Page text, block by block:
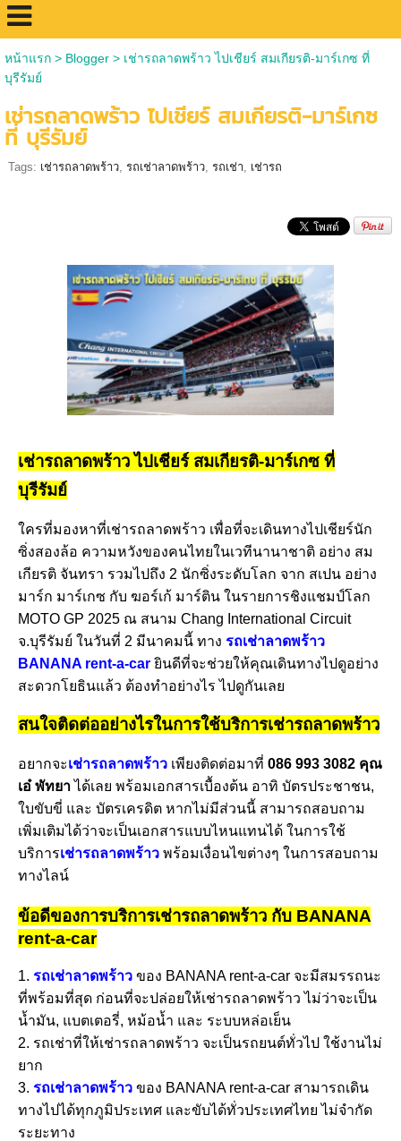
หน้าแรก> Blogger> เช่ารถลาดพร้าว ไปเชียร์ สมเกียรติ-มาร์เกซ ที่
บุรีรัมย์
เช่ารถลาดพร้าว ไปเชียร์ สมเกียรติ-มาร์เกซ
ที่ บุรีรัมย์
Tags: เช่ารถลาดพร้าว, รถเช่าลาดพร้าว, รถเช่า, เช่ารถ
เช่ารถลาดพร้าว ไปเชียร์ สมเกียรติ-มาร์เกซ ที่
บุรีรัมย์
ใครที่มองหาที่เช่ารถลาดพร้าว เพื่อที่จะเดินทางไปเชียร์นัก
ซิ่งสองล้อ ความหวังของคนไทยในเวทีนานาชาติ อย่าง สม
เกียรติ จันทรา รวมไปถึง 2 นักซิ่งระดับโลก จาก สเปน อย่าง
มาร์ก มาร์เกซ กับ ฆอร์เก้ มาร์ติน ในรายการชิงแชมป์โลก
MOTO GP 2025 ณ สนาม Chang International Circuit
จ.บุรีรัมย์ ในวันที่ 2 มีนาคมนี้ ทาง รถเช่าลาดพร้าว
BANANA rent-a-car ยินดีที่จะช่วยให้คุณเดินทางไปดูอย่าง
สะดวกโยธินแล้ว ต้องทำอย่างไร ไปดูกันเลย
สนใจติดต่ออย่างไรในการใช้บริการเช่ารถลาดพร้าว
อยากจะเช่ารถลาดพร้าว เพียงติดต่อมาที่ 086 993 3082 คุณ
เอ๋ พัทยาได้เลย พร้อมเอกสารเบื้องต้น อาทิ บัตรประชาชน,
ใบขับขี่ และ บัตรเครดิต หากไม่มีส่วนนี้ สามารถสอบถาม
เพิ่มเติมได้ว่าจะเป็นเอกสารแบบไหนแทนได้ ในการใช้
บริการเช่ารถลาดพร้าว พร้อมเงื่อนไขต่างๆ ในการสอบถาม
ทางไลน์
ข้อดีของการบริการเช่ารถลาดพร้าว กับ BANANA
rent-a-car
1. รถเช่าลาดพร้าว ของ BANANA rent-a-car จะมีสมรรถนะ
ที่พร้อมที่สุด ก่อนที่จะปล่อยให้เช่ารถลาดพร้าว ไม่ว่าจะเป็น
น้ำมัน, แบตเตอรี่, หม้อน้ำ และ ระบบหล่อเย็น
2. รถเช่าที่ให้เช่ารถลาดพร้าว จะเป็นรถยนต์ทั่วไป ใช้งานไม่
ยาก
3. รถเช่าลาดพร้าว ของ BANANA rent-a-car สามารถเดิน
ทางไปได้ทุกภูมิประเทศ และขับได้ทั่วประเทศไทย ไม่จำกัด
ระยะทาง